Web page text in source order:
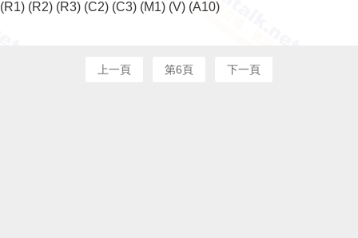
(R1) (R2) (R3) (C2) (C3) (M1) (V) (A10)
上一頁 第6頁 下一頁